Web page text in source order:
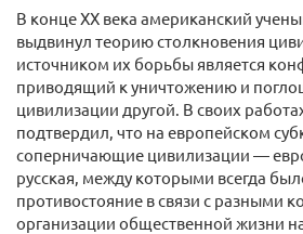
В конце XX века американский
выдвинул теорию столкновения
источником их борьбы является
приводящий к уничтожению и
цивилизации другой. В своих
подтвердил, что на европейском
соперничающие цивилизации ―
русская, между которыми всегда
противостояние в связи с разными
организации общественной жизни